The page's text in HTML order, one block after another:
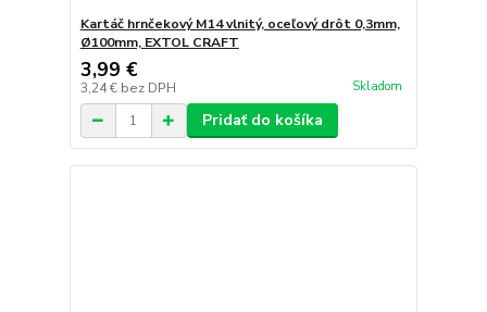
Kartáč hrnčekový M14 vlnitý, oceľový drôt 0,3mm,
Ø100mm, EXTOL CRAFT
3,99 €
3,24 € bez DPH Skladom
Pridať do košíka